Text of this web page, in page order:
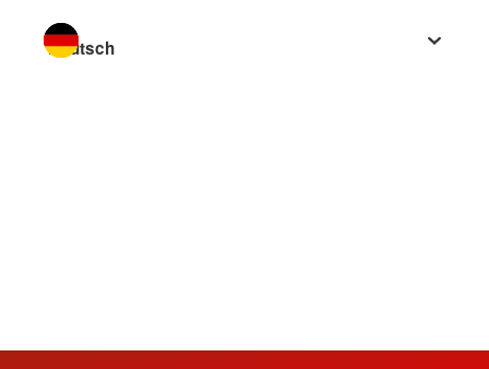
Sprache wechseln zu